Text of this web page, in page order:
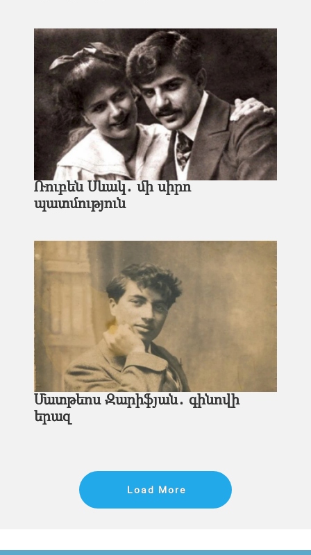
Ռուբեն Սևակ․ մի սիրո
պատմություն
Մատթեոս Զարիֆյան․ գինովի
երազ
Load More